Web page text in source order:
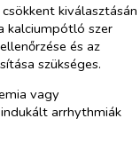
kiválasztásán
kalciumpótló szer
és az
szükséges.
vagy
arrhythmiák